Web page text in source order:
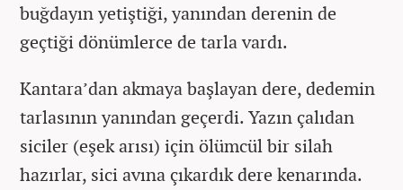
buğdayın yetiştiği, yanından derenin de
geçtiği dönümlerce de tarla vardı.
Kantara’dan akmaya başlayan dere, dedemin
tarlasının yanından geçerdi. Yazın çalıdan
siciler (eşek arısı) için ölümcül bir silah
hazırlar, sici avına çıkardık dere kenarında.